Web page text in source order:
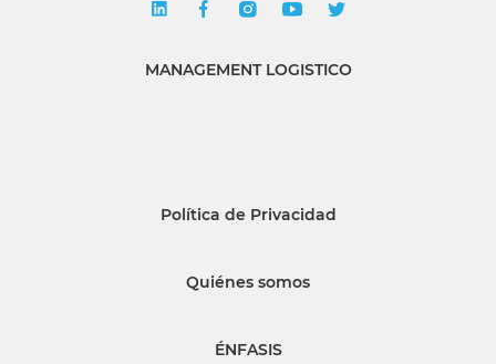
MANAGEMENT LOGISTICO
Política de Privacidad
Quiénes somos
ÉNFASIS